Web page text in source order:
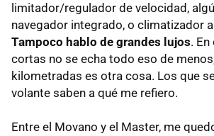
limitador/regulador de velocidad,
navegador integrado, o climatizador
Tampoco hablo de grandes lujos.
cortas no se echa todo eso de
kilometradas es otra cosa. Los que
volante saben a qué me refiero.
Entre el Movano y el Master, me